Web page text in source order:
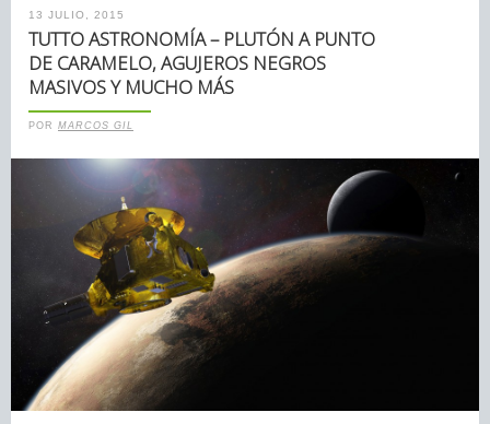
13 JULIO, 2015
TUTTO ASTRONOMÍA – PLUTÓN A PUNTO
DE CARAMELO, AGUJEROS NEGROS
MASIVOS Y MUCHO MÁS
POR MARCOS GIL